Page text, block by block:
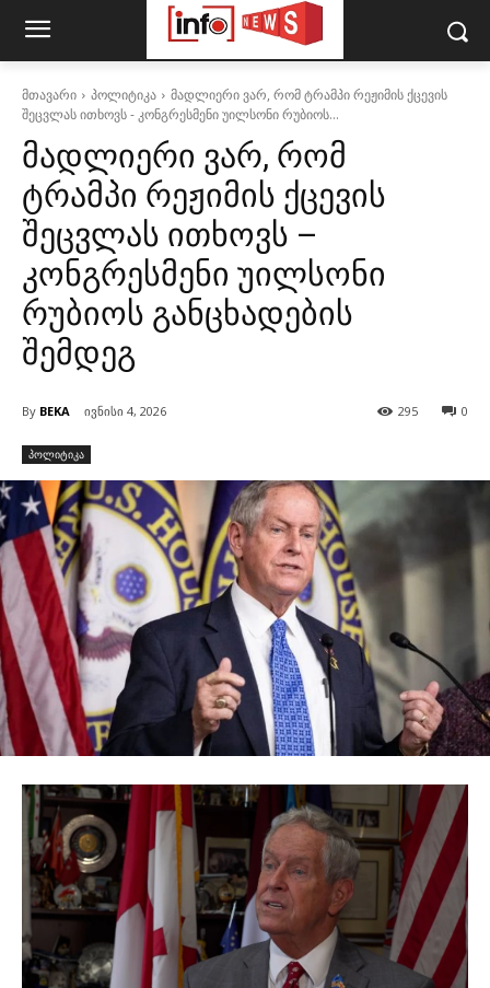
მთავარი პოლიტიკა
მადლიერი ვარ, რომ ტრამპი რეჟიმის ქცევის
შეცვლას ითხოვს - კონგრესმენი უილსონი რუბიოს...
მადლიერი ვარ, რომ
ტრამპი რეჟიმის ქცევის
შეცვლას ითხოვს –
კონგრესმენი უილსონი
რუბიოს განცხადების
შემდეგ
By BEKA ივნისი 4, 2026 0
295
პოლიტიკა